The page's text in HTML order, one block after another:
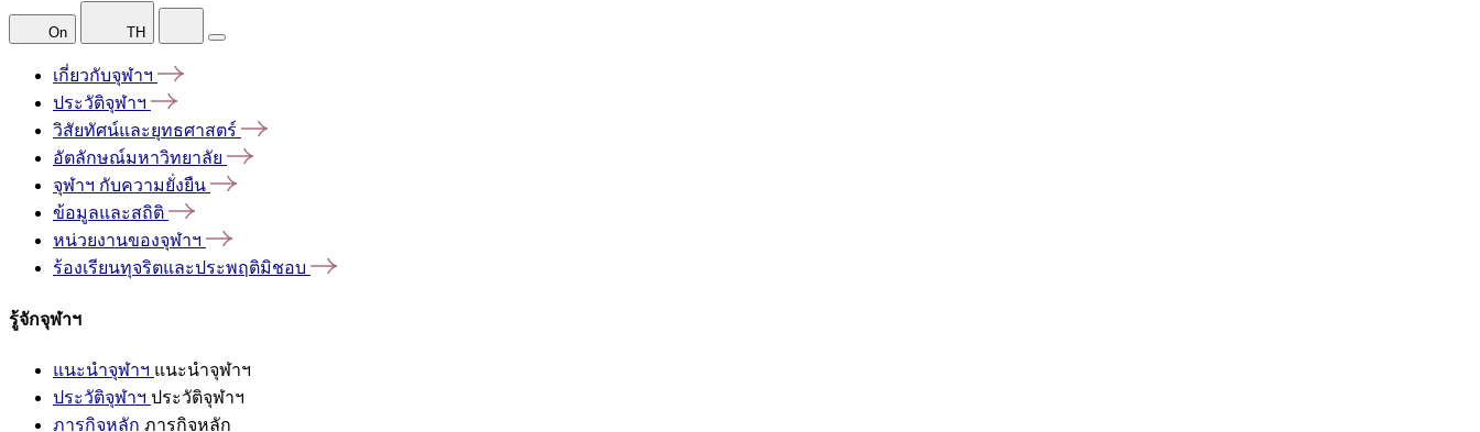
On TH
เกี่ยวกับจุฬาฯ
ประวัติจุฬาฯ
วิสัยทัศน์และยุทธศาสตร์
อัตลักษณ์มหาวิทยาลัย
จุฬาฯ กับความยั่งยืน
ข้อมูลและสถิติ
หน่วยงานของจุฬาฯ
ร้องเรียนทุจริตและประพฤติมิชอบ
รู้จักจุฬาฯ
แนะนำจุฬาฯ แนะนำจุฬาฯ
ประวัติจุฬาฯ ประวัติจุฬาฯ
ภารกิจหลัก ภารกิจหลัก